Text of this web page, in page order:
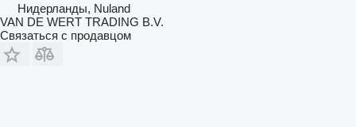
Нидерланды, Nuland
VAN DE WERT TRADING B.V.
Связаться с продавцом